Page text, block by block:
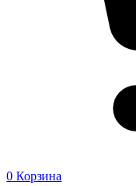
0 Корзина